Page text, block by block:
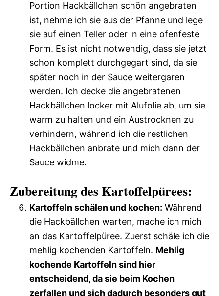
Portion Hackbällchen schön angebraten
ist, nehme ich sie aus der Pfanne und lege
sie auf einen Teller oder in eine ofenfeste
Form. Es ist nicht notwendig, dass sie jetzt
schon komplett durchgegart sind, da sie
später noch in der Sauce weitergaren
werden. Ich decke die angebratenen
Hackbällchen locker mit Alufolie ab, um sie
warm zu halten und ein Austrocknen zu
verhindern, während ich die restlichen
Hackbällchen anbrate und mich dann der
Sauce widme.
Zubereitung des Kartoffelpürees:
Kartoffeln schälen und kochen: Während
die Hackbällchen warten, mache ich mich
an das Kartoffelpüree. Zuerst schäle ich die
mehlig kochenden Kartoffeln. Mehlig
kochende Kartoffeln sind hier
entscheidend, da sie beim Kochen
zerfallen und sich dadurch besonders gut